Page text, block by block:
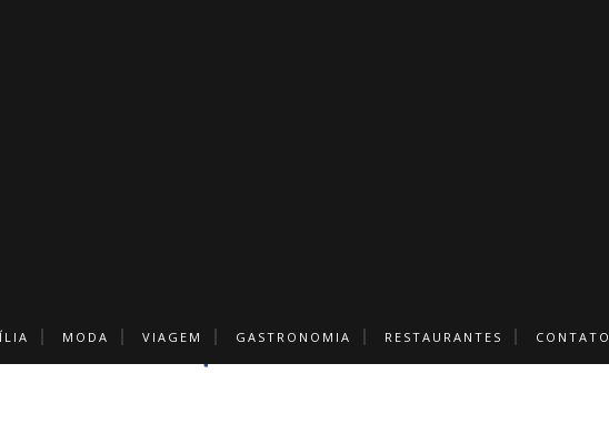
MODA VIAGEM GASTRONOMIA RESTAURANTES CONTATO